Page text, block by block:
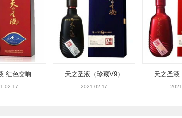
红色交响
02-17
天之圣液（珍藏V9）
2021-02-17
天之圣液